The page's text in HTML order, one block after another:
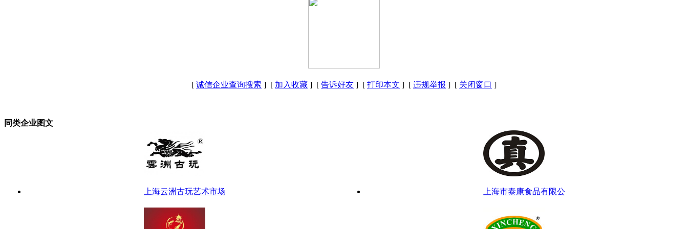
[ 诚信企业查询搜索 ] [ 加入收藏 ] [ 告诉好友 ] [ 打印本文 ] [ 违规举报 ] [ 关闭窗口 ]
同类企业图文
上海云洲古玩艺术市场 上海市泰康食品有限公